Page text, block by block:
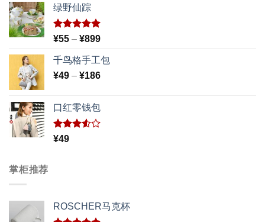
绿野仙踪
评分 5.00
¥55 – ¥899价
范
围：
¥899
千鸟格手工包
¥49 – ¥186价
围：
¥49
口红零钱包
评分
¥49
掌柜推荐
ROSCHER马克杯